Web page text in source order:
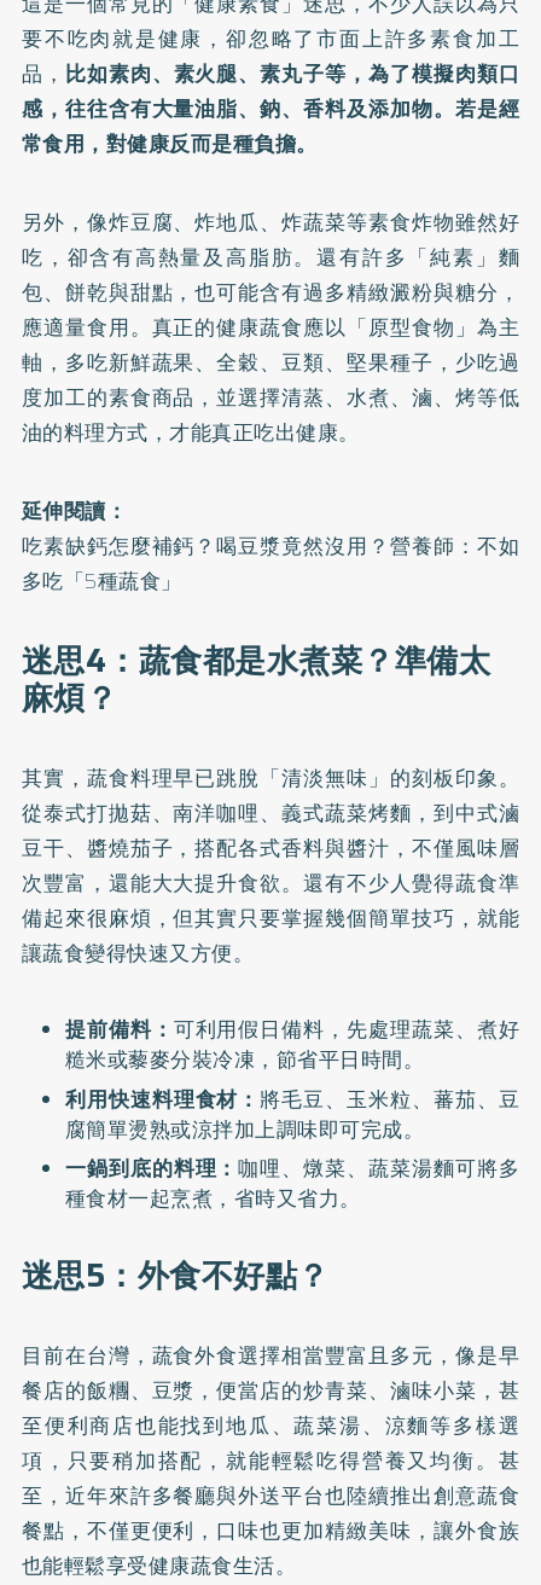
要不吃肉就是健康，卻忽略了市面上許多素食加工
品， 比如素肉、素火腿、素丸子等，為了模擬肉類口
感，往往含有大量油脂、鈉、香料及添加物。若是經
常食用，對健康反而是種負擔。
另外，像炸豆腐、炸地瓜、炸蔬菜等素食炸物雖然好
吃，卻含有高熱量及高脂肪。還有許多「純素」麵
包、餅乾與甜點，也可能含有過多精緻澱粉與糖分，
應適量食用。真正的健康蔬食應以「原型食物」為主
軸，多吃新鮮蔬果、全穀、豆類、堅果種子，少吃過
度加工的素食商品，並選擇清蒸、水煮、滷、烤等低
油的料理方式，才能真正吃出健康。
延伸閱讀：
吃素缺鈣怎麼補鈣？喝豆漿竟然沒用？營養師：不如
多吃「5種蔬食」
迷思4：蔬食都是水煮菜？準備太
麻煩？
其實，蔬食料理早已跳脫「清淡無味」的刻板印象。
從泰式打拋菇、南洋咖哩、義式蔬菜烤麵，到中式滷
豆干、醬燒茄子，搭配各式香料與醬汁，不僅風味層
次豐富，還能大大提升食欲。還有不少人覺得蔬食準
備起來很麻煩，但其實只要掌握幾個簡單技巧，就能
讓蔬食變得快速又方便。
提前備料： 可利用假日備料，先處理蔬菜、煮好
糙米或藜麥分裝冷凍，節省平日時間。
利用快速料理食材：將毛豆、玉米粒、蕃茄、豆
腐簡單燙熟或涼拌加上調味即可完成。
一鍋到底的料理：咖哩、燉菜、蔬菜湯麵可將多
種食材一起烹煮，省時又省力。
迷思5：外食不好點？
目前在台灣，蔬食外食選擇相當豐富且多元，像是早
餐店的飯糰、豆漿，便當店的炒青菜、滷味小菜，甚
至便利商店也能找到地瓜、蔬菜湯、涼麵等多樣選
項，只要稍加搭配，就能輕鬆吃得營養又均衡。甚
至，近年來許多餐廳與外送平台也陸續推出創意蔬食
餐點，不僅更便利，口味也更加精緻美味，讓外食族
也能輕鬆享受健康蔬食生活。